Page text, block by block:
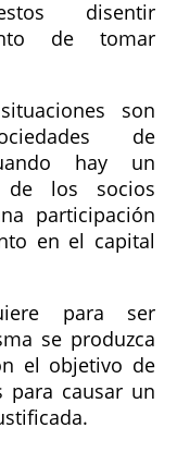
disentir
de tomar
son
de
hay un
los socios
participación
en el capital
para ser
se produzca
el objetivo de
para causar un